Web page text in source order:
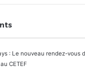
: Le nouveau rendez-vous
CETEF